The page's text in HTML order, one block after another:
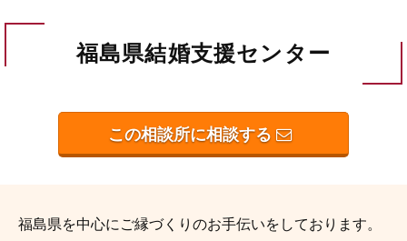
福島県結婚支援センター
この相談所に相談する
福島県を中心にご縁づくりのお手伝いをしております。